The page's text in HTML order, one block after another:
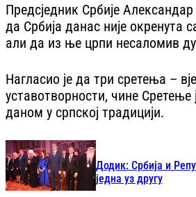
Предсједник Србије
да Србија данас није окренута
али да из ње црпи несаломив
Нагласио је да три сретења –
уставотворности, чине Сретење
даном у српској традицији.
Додик: Србија и
једна уз другу